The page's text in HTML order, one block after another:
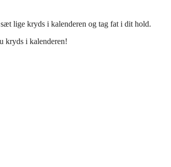
lige kryds i kalenderen og tag fat i dit hold.
kryds i kalenderen!